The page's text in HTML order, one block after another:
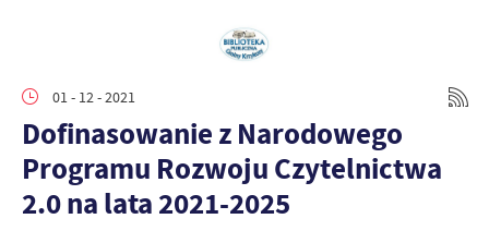
01 - 12 - 2021
Dofinasowanie z Narodowego
Programu Rozwoju Czytelnictwa
2.0 na lata 2021-2025